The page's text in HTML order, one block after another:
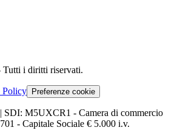
Tutti i diritti riservati.
Policy Preferenze cookie
SDI: M5UXCR1 - Camera di commercio
- Capitale Sociale € 5.000 i.v.